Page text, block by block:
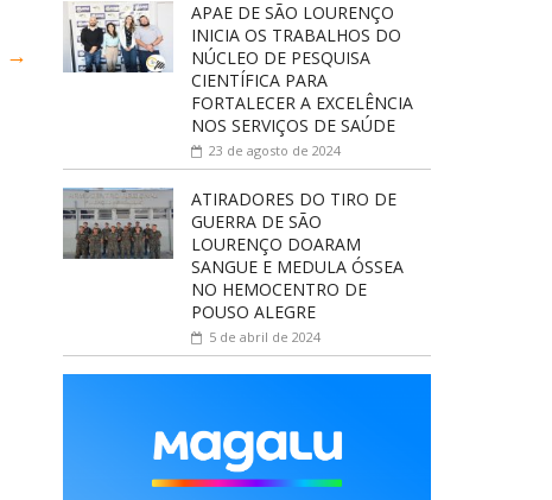
→
APAE DE SÃO LOURENÇO
INICIA OS TRABALHOS DO
NÚCLEO DE PESQUISA
CIENTÍFICA PARA
FORTALECER A EXCELÊNCIA
NOS SERVIÇOS DE SAÚDE
23 de agosto de 2024
ATIRADORES DO TIRO DE
GUERRA DE SÃO
LOURENÇO DOARAM
SANGUE E MEDULA ÓSSEA
NO HEMOCENTRO DE
POUSO ALEGRE
5 de abril de 2024